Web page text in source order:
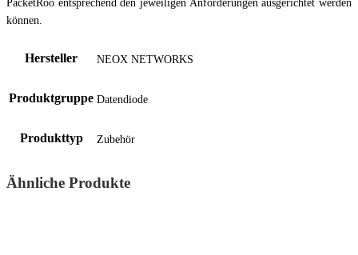
PacketRoo entsprechend den jeweiligen Anforderungen ausgerichtet werden
können.
Hersteller NEOX NETWORKS
Produktgruppe Datendiode
Produkttyp Zubehör
Ähnliche Produkte